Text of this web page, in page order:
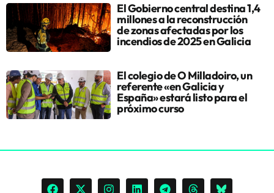
El Gobierno central destina 1,4
millones a la reconstrucción
de zonas afectadas por los
incendios de 2025 en Galicia
El colegio de O Milladoiro, un
referente «en Galicia y
España» estará listo para el
próximo curso